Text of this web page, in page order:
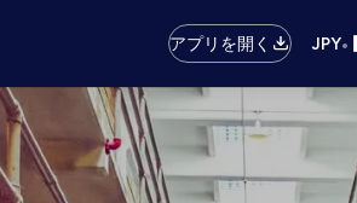
アプリを開く JPY•